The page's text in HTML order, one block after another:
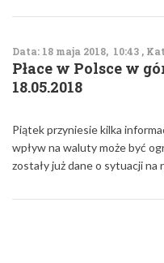
Data: 18 maja 2018, 10:43 ,
Płace w Polsce w
18.05.2018
Piątek przyniesie kilka
wpływ na waluty może być
zostały już dane o sytuacji na